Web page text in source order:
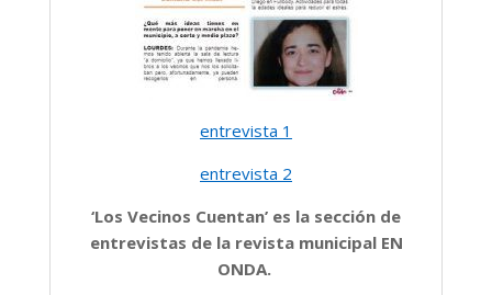
entrevista 1
entrevista 2
‘Los Vecinos Cuentan’ es la sección de
entrevistas de la revista municipal EN
ONDA.